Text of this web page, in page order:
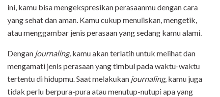
ini, kamu bisa mengekspresikan perasaanmu dengan cara
yang sehat dan aman. Kamu cukup menuliskan, mengetik,
atau menggambar jenis perasaan yang sedang kamu alami.
Dengan journaling, kamu akan terlatih untuk melihat dan
mengamati jenis perasaan yang timbul pada waktu-waktu
tertentu di hidupmu. Saat melakukan journaling, kamu juga
tidak perlu berpura-pura atau menutup-nutupi apa yang